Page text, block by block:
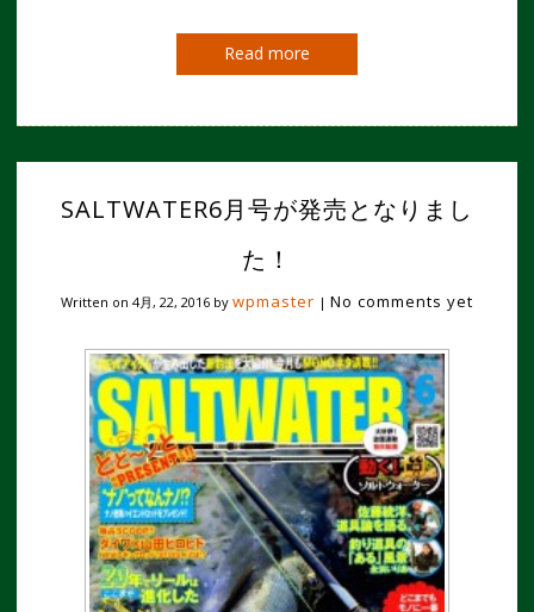
Read more
SALTWATER6月号が発売となりまし
た！
Written on 4月, 22, 2016 by wpmaster | No comments yet